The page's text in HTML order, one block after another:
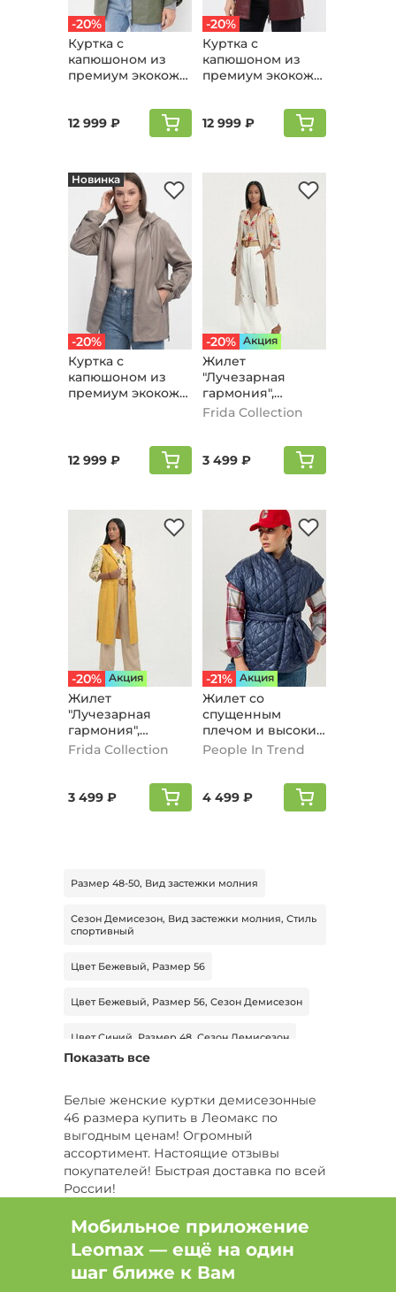
-20%
Куртка с
капюшоном из
премиум экокожи,
12 999 ₽
-20%
Куртка с
капюшоном из
премиум экокожи,
12 999 ₽
-20%
Новинка
Куртка с
капюшоном из
премиум экокожи,
12 999 ₽
-20% Aкция
Жилет
"Лучезарная
гармония",
бежевый
Frida Collection
3 499 ₽
-20% Aкция
Жилет
"Лучезарная
гармония",
горчичный
Frida Collection
3 499 ₽
-21% Aкция
Жилет со
спущенным
плечом и высоким
воротом, темно-
синий
People In Trend
4 499 ₽
Размер 48-50, Вид застежки молния
Сезон Демисезон, Вид застежки молния, Стиль
спортивный
Цвет Бежевый, Размер 56
Цвет Бежевый, Размер 56, Сезон Демисезон
Цвет Синий, Размер 48, Сезон Демисезон
Цвет Черный, Размер 50, Сезон Зима
Цвет Черный, Размер 60
Цвет Черный, Размер 60, Сезон Демисезон
Цвет Коричневый, Размер 62-64, Сезон
Показать все
Белые женские куртки демисезонные
46 размера купить в Леомакс по
выгодным ценам! Огромный
ассортимент. Настоящие отзывы
покупателей! Быстрая доставка по всей
России!
Мобильное приложение
Leomax — ещё на один
шаг ближе к Вам